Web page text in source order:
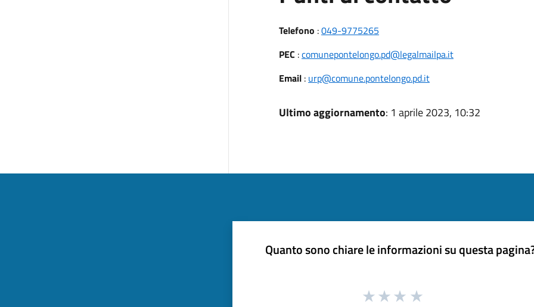
Telefono :049-9775265
PEC :comunepontelongo.pd@legalmailpa.it
Email: urp@comune.pontelongo.pd.it
Ultimo aggiornamento: 1 aprile 2023, 10:32
Quanto sono chiare le informazioni su questa